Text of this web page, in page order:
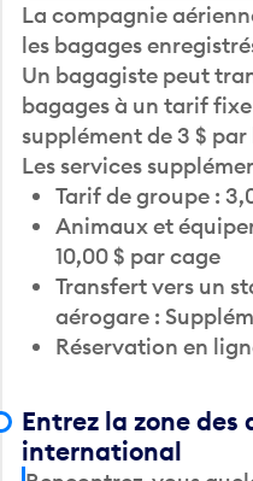
La compagnie
les bagages
Un bagagiste peut
bagages à un tarif
supplément de 3 $
Les services
Tarif de groupe :
Animaux et
10,00 $ par cage
Transfert vers un
aérogare :
Réservation en
Entrez la zone des
international